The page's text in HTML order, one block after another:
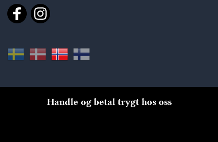
Handle og betal trygt hos oss